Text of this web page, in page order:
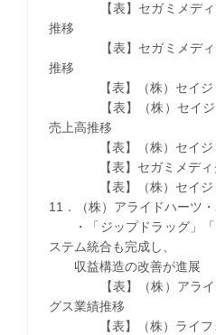
【表】セガミメディク
推移
【表】セガミメディク
推移
【表】（株）セイジョ
【表】（株）セイジョ
売上高推移
【表】（株）セイジョ
【表】セガミメディク
【表】（株）セイジ
11．（株）アライドハーツ
・「ジップドラッグ」「
ステム統合も完成し、
収益構造の改善が進展
【表】（株）アライド
グス業績推移
【表】（株）ライフォ